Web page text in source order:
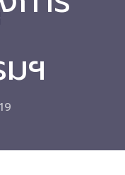
รรมการศึกษา
ฯ